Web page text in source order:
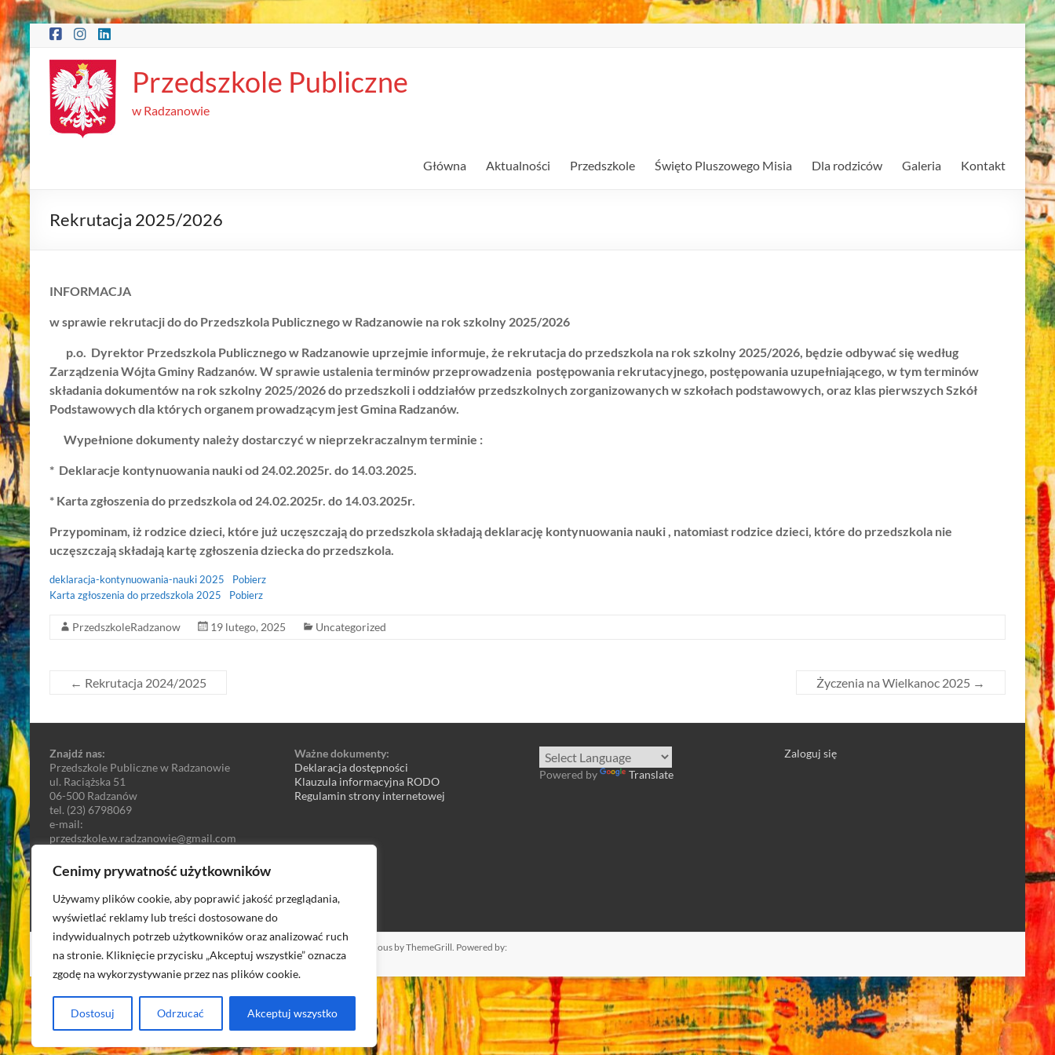
Cenimy prywatność użytkowników
Używamy plików cookie, aby poprawić jakość przeglądania,
wyświetlać reklamy lub treści dostosowane do
indywidualnych potrzeb użytkowników oraz analizować ruch
na stronie. Kliknięcie przycisku „Akceptuj wszystkie” oznacza
zgodę na wykorzystywanie przez nas plików cookie.
Dostosuj Odrzucać Akceptuj wszystko
Skip
to
content
Przedszkole Publiczne
w Radzanowie
Główna Aktualności Przedszkole Święto Pluszowego Misia Dla rodziców Galeria Kontakt
Rekrutacja 2025/2026
INFORMACJA
w sprawie rekrutacji do do Przedszkola Publicznego w Radzanowie na rok szkolny 2025/2026
p.o. Dyrektor Przedszkola Publicznego w Radzanowie uprzejmie informuje, że rekrutacja do przedszkola na rok szkolny 2025/2026, będzie odbywać się według
Zarządzenia Wójta Gminy Radzanów. W sprawie ustalenia terminów przeprowadzenia postępowania rekrutacyjnego, postępowania uzupełniającego, w tym terminów
składania dokumentów na rok szkolny 2025/2026 do przedszkoli i oddziałów przedszkolnych zorganizowanych w szkołach podstawowych, oraz klas pierwszychSzkół
Podstawowych dla których organem prowadzącym jest Gmina Radzanów.
Wypełnione dokumenty należy dostarczyć w nieprzekraczalnym terminie :
* Deklaracje kontynuowania nauki od 24.02.2025r. do 14.03.2025.
* Karta zgłoszenia do przedszkola od 24.02.2025r. do 14.03.2025r.
Przypominam, iż rodzice dzieci, które już uczęszczają do przedszkola składają deklarację kontynuowania nauki , natomiast rodzice dzieci, które do przedszkola nie
uczęszczają składają kartę zgłoszenia dziecka do przedszkola.
deklaracja-kontynuowania-nauki 2025
Pobierz
Karta zgłoszenia do przedszkola 2025
Pobierz
PrzedszkoleRadzanow 19 lutego, 2025 Uncategorized
← Rekrutacja 2024/2025 Życzenia na Wielkanoc 2025 →
Znajdź nas:
Przedszkole Publiczne w Radzanowie
ul. Raciążska 51
06-500 Radzanów
tel. (23) 6798069
e-mail:
przedszkole.w.radzanowie@gmail.com
Ważne dokumenty:
Deklaracja dostępności
Klauzula informacyjna RODO
Regulamin strony internetowej
Powered by Translate
Zaloguj się
Spacious by ThemeGrill. Powered by:
WordPress.